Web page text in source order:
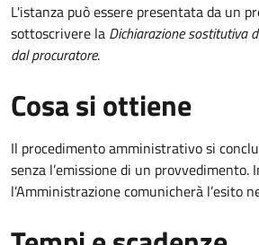
L'istanza può essere presentata da un
sottoscrivere la Dichiarazione sostitutiva
dal procuratore.
Cosa si ottiene
Il procedimento amministrativo si
senza l’emissione di un provvedimento.
l’Amministrazione comunicherà l’esito